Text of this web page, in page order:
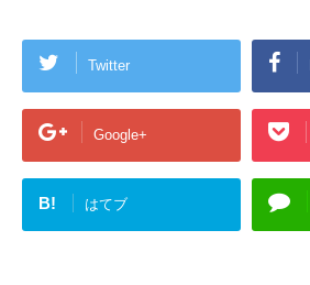
Twitter
Google+
B! はてブ